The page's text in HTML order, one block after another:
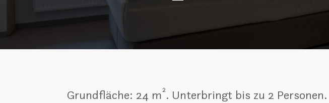
Grundfläche: 24 m2. Unterbringt bis zu 2 Personen.